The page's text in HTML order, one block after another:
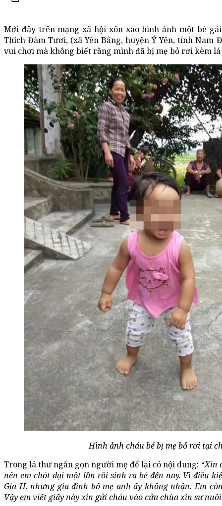
Mới đây trên mạng xã hội xôn xao hình ảnh một bé
Thích Đàm Tươi, (xã Yên Bằng, huyện Ý Yên, tỉnh Nam
vui chơi mà không biết rằng mình đã bị mẹ bỏ rơi kèm
Hình ảnh cháu bé bị mẹ bỏ rơi tại
Trong lá thư ngắn gọn người mẹ để lại có nội dung: “Xin
nên em chót dại một lần rồi sinh ra bé đến nay. Vì điều
Gia H. nhưng gia đình bố mẹ anh ấy không nhận. Em
Vậy em viết giấy này xin gửi cháu vào cửa chùa xin sư